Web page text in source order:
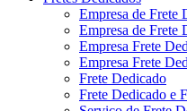
Empresa de Frete
Empresa de Frete
Empresa Frete
Empresa Frete
Frete Dedicado
Frete Dedicado e